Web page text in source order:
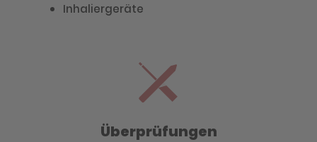
Inhaliergeräte
Überprüfungen